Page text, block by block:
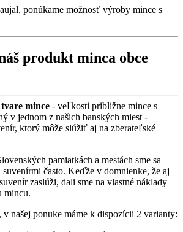
ponúkame možnosť výroby mince s
produkt minca obce
mince - veľkosti približne mince s
v jednom z našich banských miest -
ktorý môže slúžiť aj na zberateľské
pamiatkách a mestách sme sa
často. Keďže v domnienke, že aj
zaslúži, dali sme na vlastné náklady
mincu.
našej ponuke máme k dispozícii 2 varianty: